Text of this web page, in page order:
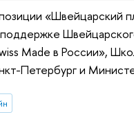
«Швейцарский
Made в России»,
Петербург и